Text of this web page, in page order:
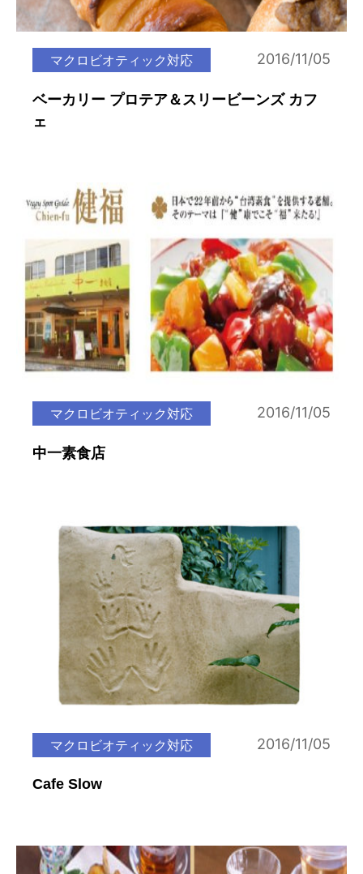
マクロビオティック対応 2016/11/05
ベーカリー プロテア＆スリービーンズ カフ
ェ
マクロビオティック対応 2016/11/05
中一素食店
マクロビオティック対応 2016/11/05
Cafe Slow